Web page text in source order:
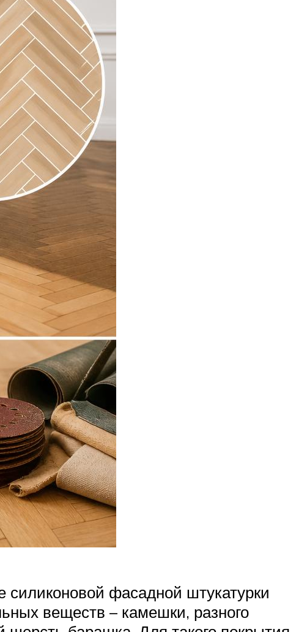
силиконовой фасадной штукатурки
веществ – камешки, разного